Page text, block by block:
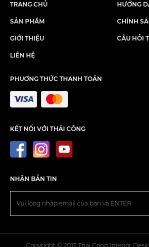
TRANG CHỦ
SẢN PHẨM
GIỚI THIỆU
LIÊN HỆ
HƯỚNG
CHÍNH
CÂU HỎI
PHUƠNG THỨC THANH TOÁN
KẾT NỐI VỚI THÁI CÔNG
NHẬN BẢN TIN
Copyright © 2017 Thai Cong Interior